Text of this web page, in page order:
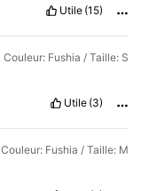
Utile (15)
Couleur: Fushia / Taille: S
Utile (3)
Couleur: Fushia / Taille: M